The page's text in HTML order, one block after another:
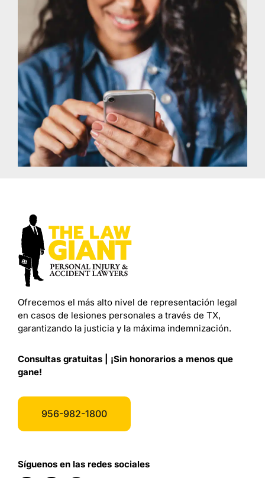
Ofrecemos el más alto nivel de representación legal
en casos de lesiones personales a través de TX,
garantizando la justicia y la máxima indemnización.
Consultas gratuitas | ¡Sin honorarios a menos que
gane!
956-982-1800
Síguenos en las redes sociales